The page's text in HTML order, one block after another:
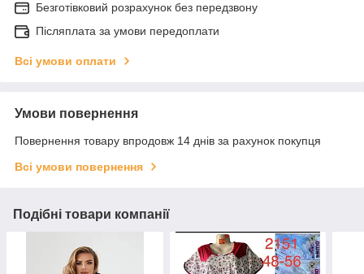
Безготівковий розрахунок без передзвону
Післяплата за умови передоплати
Всі умови оплати
Умови повернення
Повернення товару впродовж 14 днів за рахунок покупця
Всі умови повернення
Подібні товари компанії